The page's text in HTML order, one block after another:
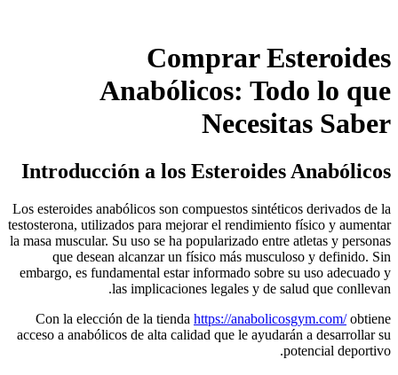
Comprar Esteroides
Anabólicos: Todo lo que
Necesitas Saber
Introducción a los Esteroides Anabólicos
Los esteroides anabólicos son compuestos sintéticos derivados de la
testosterona, utilizados para mejorar el rendimiento físico y aumentar
la masa muscular. Su uso se ha popularizado entre atletas y personas
que desean alcanzar un físico más musculoso y definido. Sin
embargo, es fundamental estar informado sobre su uso adecuado y
las implicaciones legales y de salud que conllevan.
Con la elección de la tienda https://anabolicosgym.com/obtiene
acceso a anabólicos de alta calidad que le ayudarán a desarrollar su
potencial deportivo.